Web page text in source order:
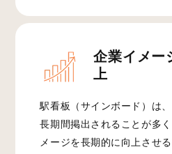
企業イメー
上
駅看板（サインボード）は
長期間掲出されることが多
メージを長期的に向上させ